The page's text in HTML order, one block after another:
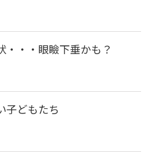
・・・眼瞼下垂かも？
子どもたち